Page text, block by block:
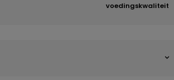
voedingskwaliteit